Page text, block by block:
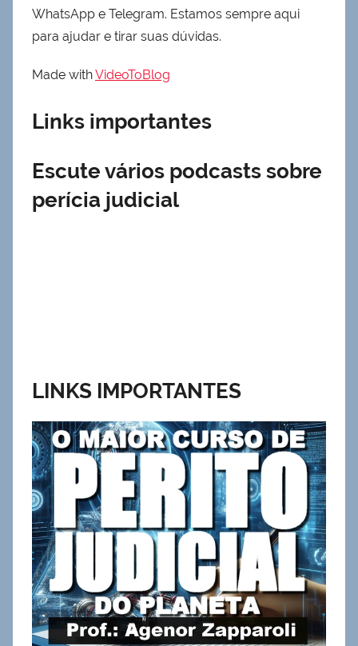
WhatsApp e Telegram. Estamos sempre aqui
para ajudar e tirar suas dúvidas.
Made withVideoToBlog
Links importantes
Escute vários podcasts sobre
perícia judicial
LINKS IMPORTANTES